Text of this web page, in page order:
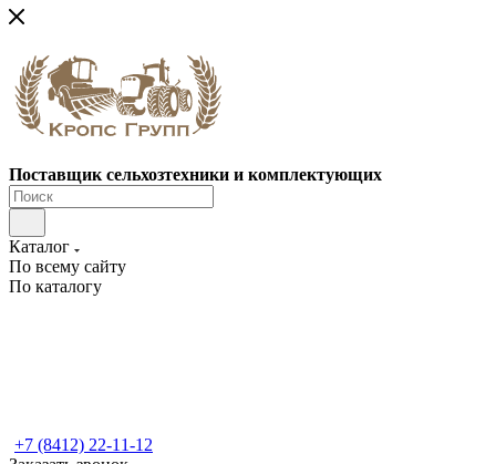
Поставщик сельхозтехники и комплектующих
Каталог
По всему сайту
По каталогу
+7 (8412) 22-11-12